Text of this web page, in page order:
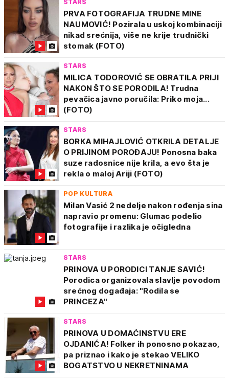
STARS
PRVA FOTOGRAFIJA TRUDNE MINE
NAUMOVIĆ! Pozirala u uskoj kombinaciji
nikad srećnija, više ne krije trudnički
stomak (FOTO)
STARS
MILICA TODOROVIĆ SE OBRATILA PRIJI
NAKON ŠTO SE PORODILA! Trudna
pevačica javno poručila: Priko moja...
(FOTO)
STARS
BORKA MIHAJLOVIĆ OTKRILA DETALJE
O PRIJINOM POROĐAJU! Ponosna baka
suze radosnice nije krila, a evo šta je
rekla o maloj Ariji (FOTO)
POP KULTURA
Milan Vasić 2 nedelje nakon rođenja sina
napravio promenu: Glumac podelio
fotografije i razlika je očigledna
STARS
PRINOVA U PORODICI TANJE SAVIĆ!
Porodica organizovala slavlje povodom
srećnog događaja: "Rodila se
PRINCEZA"
STARS
PRINOVA U DOMAĆINSTVU ERE
OJDANIĆA! Folker ih ponosno pokazao,
pa priznao i kako je stekao VELIKO
BOGATSTVO U NEKRETNINAMA